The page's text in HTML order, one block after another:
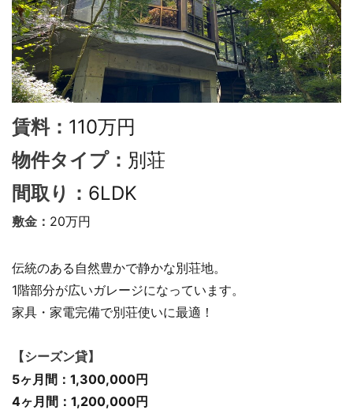
賃料： 110万円
物件タイプ： 別荘
間取り： 6LDK
敷金： 20万円
伝統のある自然豊かで静かな別荘地。
1階部分が広いガレージになっています。
家具・家電完備で別荘使いに最適！
【シーズン貸】
5ヶ月間：1,300,000円
4ヶ月間：1,200,000円